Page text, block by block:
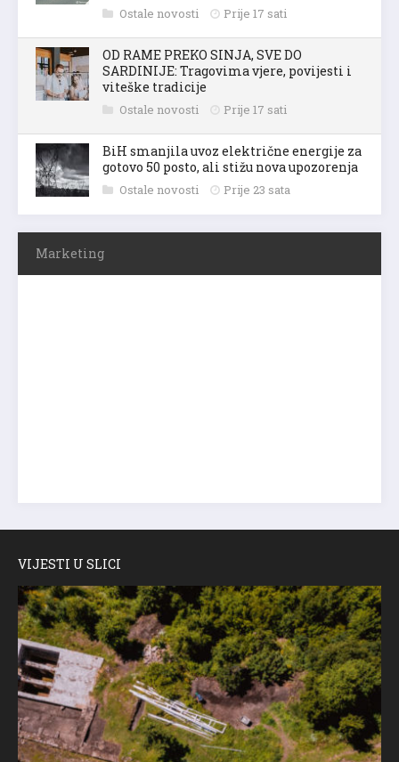
Ostale novosti Prije 17 sati
OD RAME PREKO SINJA, SVE DO
SARDINIJE: Tragovima vjere, povijesti i
viteške tradicije
Ostale novosti Prije 17 sati
BiH smanjila uvoz električne energije za
gotovo 50 posto, ali stižu nova upozorenja
Ostale novosti Prije 23 sata
Marketing
VIJESTI U SLICI